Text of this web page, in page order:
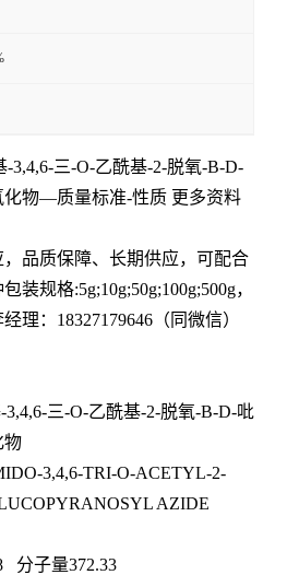
-3,4,6-三-O-乙酰基-2-脱氧-Β-D-
化物—质量标准-性质 更多资料
品质保障、长期供应，可配合
装规格:5g;10g;50g;100g;500g，
理：18327179646（同微信）
三-O-乙酰基-2-脱氧-Β-D-吡
物
3,4,6-TRI-O-ACETYL-2-
AZIDE
分子量372.33